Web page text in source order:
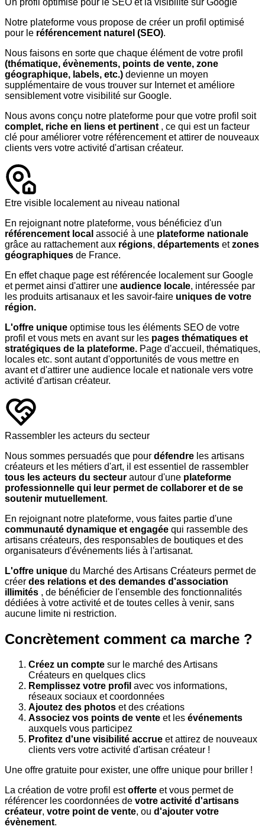
Un profil optimisé pour le SEO et la visibilité sur Google
Notre plateforme vous propose de créer un profil optimisé
pour le référencement naturel (SEO).
Nous faisons en sorte que chaque élément de votre profil
(thématique, évènements, points de vente, zone
géographique, labels, etc.) devienne un moyen
supplémentaire de vous trouver sur Internet et améliore
sensiblement votre visibilité sur Google.
Nous avons conçu notre plateforme pour que votre profil soit
complet, riche en liens et pertinent , ce qui est un facteur
clé pour améliorer votre référencement et attirer de nouveaux
clients vers votre activité d'artisan créateur.
Etre visible localement au niveau national
En rejoignant notre plateforme, vous bénéficiez d'un
référencement local associé à une plateforme nationale
grâce au rattachement aux régions, départements et zones
géographiques de France.
En effet chaque page est référencée localement sur Google
et permet ainsi d'attirer une audience locale, intéressée par
les produits artisanaux et les savoir-faire uniques de votre
région.
L'offre unique optimise tous les éléments SEO de votre
profil et vous mets en avant sur les pages thématiques et
stratégiques de la plateforme. Page d'accueil, thématiques,
locales etc. sont autant d'opportunités de vous mettre en
avant et d'attirer une audience locale et nationale vers votre
activité d'artisan créateur.
Rassembler les acteurs du secteur
Nous sommes persuadés que pour défendre les artisans
créateurs et les métiers d'art, il est essentiel de rassembler
tous les acteurs du secteur autour d'une plateforme
professionnelle qui leur permet de collaborer et de se
soutenir mutuellement.
En rejoignant notre plateforme, vous faites partie d'une
communauté dynamique et engagée qui rassemble des
artisans créateurs, des responsables de boutiques et des
organisateurs d'événements liés à l'artisanat.
L'offre unique du Marché des Artisans Créateurs permet de
créer des relations et des demandes d'association
illimités , de bénéficier de l'ensemble des fonctionnalités
dédiées à votre activité et de toutes celles à venir, sans
aucune limite ni restriction.
Concrètement comment ca marche ?
Créez un compte sur le marché des Artisans
Créateurs en quelques clics
Remplissez votre profil avec vos informations,
réseaux sociaux et coordonnées
Ajoutez des photos et des créations
Associez vos points de vente et les événements
auxquels vous participez
Profitez d'une visibilité accrue et attirez de nouveaux
clients vers votre activité d'artisan créateur !
Une offre gratuite pour exister, une offre unique pour briller !
La création de votre profil estofferte et vous permet de
référencer les coordonnées de votre activité d'artisans
créateur, votre point de vente, ou d'ajouter votre
évènement.